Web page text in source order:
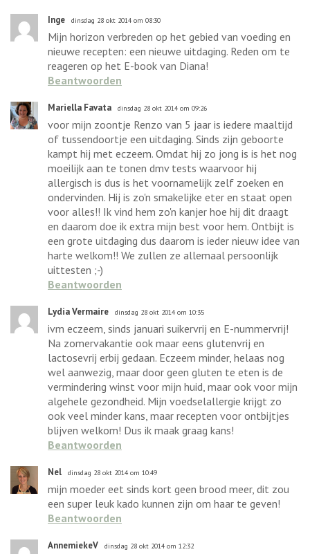
Inge dinsdag 28 okt 2014 om 08:30
Mijn horizon verbreden op het gebied van voeding en
nieuwe recepten: een nieuwe uitdaging. Reden om te
reageren op het E-book van Diana!
Beantwoorden
Mariella Favata dinsdag 28 okt 2014 om 09:26
voor mijn zoontje Renzo van 5 jaar is iedere maaltijd
of tussendoortje een uitdaging. Sinds zijn geboorte
kampt hij met eczeem. Omdat hij zo jong is is het nog
moeilijk aan te tonen dmv tests waarvoor hij
allergisch is dus is het voornamelijk zelf zoeken en
ondervinden. Hij is zo'n smakelijke eter en staat open
voor alles!! Ik vind hem zo'n kanjer hoe hij dit draagt
en daarom doe ik extra mijn best voor hem. Ontbijt is
een grote uitdaging dus daarom is ieder nieuw idee van
harte welkom!! We zullen ze allemaal persoonlijk
uittesten ;-)
Beantwoorden
Lydia Vermaire dinsdag 28 okt 2014 om 10:35
ivm eczeem, sinds januari suikervrij en E-nummervrij!
Na zomervakantie ook maar eens glutenvrij en
lactosevrij erbij gedaan. Eczeem minder, helaas nog
wel aanwezig, maar door geen gluten te eten is de
vermindering winst voor mijn huid, maar ook voor mijn
algehele gezondheid. Mijn voedselallergie krijgt zo
ook veel minder kans, maar recepten voor ontbijtjes
blijven welkom! Dus ik maak graag kans!
Beantwoorden
Nel dinsdag 28 okt 2014 om 10:49
mijn moeder eet sinds kort geen brood meer, dit zou
een super leuk kado kunnen zijn om haar te geven!
Beantwoorden
AnnemiekeV dinsdag 28 okt 2014 om 12:32